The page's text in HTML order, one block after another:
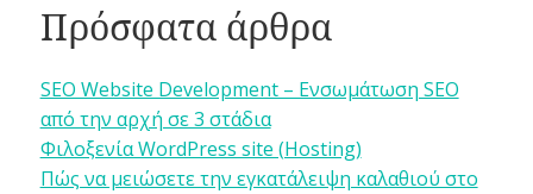
Πρόσφατα άρθρα
SEO Website Development – Ενσωμάτωση SEO
από την αρχή σε 3 στάδια
Φιλοξενία WordPress site (Hosting)
Πώς να μειώσετε την εγκατάλειψη καλαθιού στο